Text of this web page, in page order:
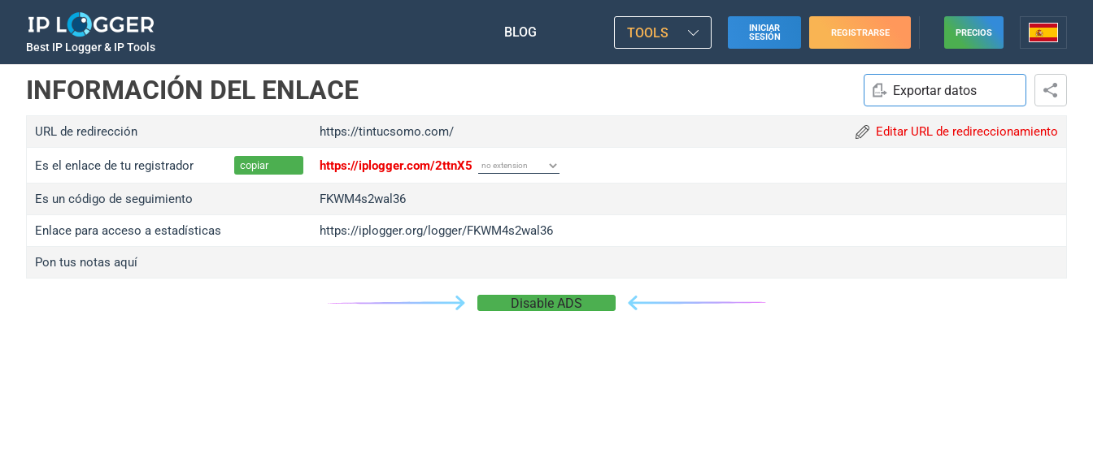
Best IP Logger & IP Tools
BLOG TOOLS
INICIAR
SESIÓN
REGISTRARSE PRECIOS
INFORMACIÓN DEL ENLACE Exportar datos
URL de redirección https://tintucsomo.com/ Editar URL de redireccionamiento
Es el enlace de tu registrador copiar https://iplogger.com/2ttnX5
Es un código de seguimiento FKWM4s2wal36
Enlace para acceso a estadísticas https://iplogger.org/logger/FKWM4s2wal36
Pon tus notas aquí
Disable ADS